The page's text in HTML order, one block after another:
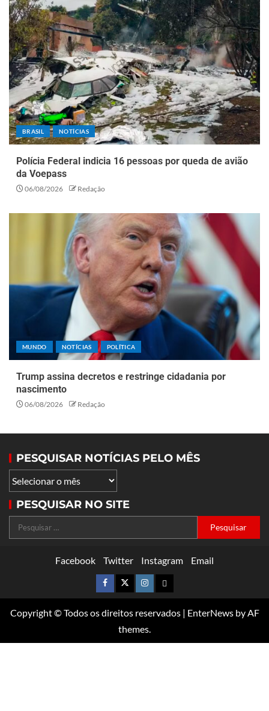
BRASIL NOTÍCIAS
Polícia Federal indicia 16 pessoas por queda de avião
da Voepass
06/08/2026 Redação
MUNDO NOTÍCIAS POLÍTICA
Trump assina decretos e restringe cidadania por
nascimento
06/08/2026 Redação
PESQUISAR NOTÍCIAS PELO MÊS
PESQUISAR NO SITE
Facebook Twitter Instagram Email
Copyright © Todos os direitos reservados | EnterNewsby AF
themes.